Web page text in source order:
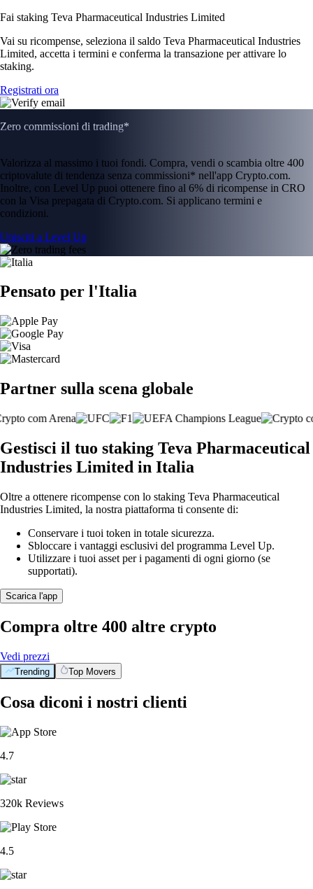
Fai staking Teva Pharmaceutical Industries Limited
Vai su ricompense, seleziona il saldo Teva Pharmaceutical Industries
Limited, accetta i termini e conferma la transazione per attivare lo
staking.
Registrati ora
Zero commissioni di trading*
Valorizza al massimo i tuoi fondi. Compra, vendi o scambia oltre 400
criptovalute di tendenza senza commissioni* nell'app Crypto.com.
Inoltre, con Level Up puoi ottenere fino al 6% di ricompense in CRO
con la Visa prepagata di Crypto.com. Si applicano termini e
condizioni.
Unisciti a Level Up
Pensato per l'Italia
Partner sulla scena globale
Gestisci il tuo staking Teva Pharmaceutical
Industries Limited in Italia
Oltre a ottenere ricompense con lo staking Teva Pharmaceutical
Industries Limited, la nostra piattaforma ti consente di:
Conservare i tuoi token in totale sicurezza.
Sbloccare i vantaggi esclusivi del programma Level Up.
Utilizzare i tuoi asset per i pagamenti di ogni giorno (se
supportati).
Scarica l'app
Compra oltre 400 altre crypto
Vedi prezzi
Trending Top Movers
Cosa diconi i nostri clienti
4.7
320k Reviews
4.5